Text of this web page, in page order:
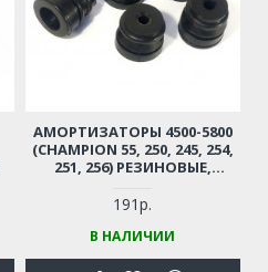
АМОРТИЗАТОРЫ 4500-5800
(CHAMPION 55, 250, 245, 254,
251, 256) РЕЗИНОВЫЕ,
191р.
В НАЛИЧИИ